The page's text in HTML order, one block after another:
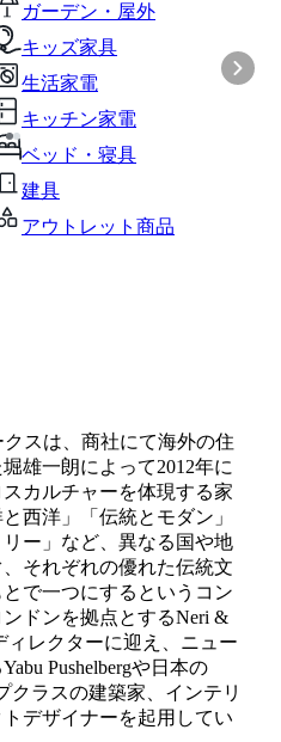
ガーデン・屋外
キッズ家具
生活家電
キッチン家電
ベッド・寝具
建具
アウトレット商品
クスは、商社にて海外の住
雄一朗によって2012年に
スカルチャーを体現する家
西洋」「伝統とモダン」
リー」など、異なる国や地
それぞれの優れた伝統文
で一つにするというコン
ドンを拠点とするNeri &
レクターに迎え、ニュー
Pushelbergや日本の
クラスの建築家、インテリ
デザイナーを起用してい